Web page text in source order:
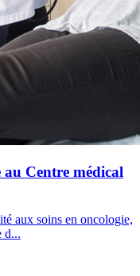
au Centre médical
aux soins en oncologie,
d...